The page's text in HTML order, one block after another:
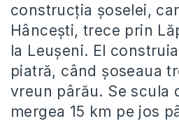
construcția șoselei,
Hâncești, trece prin
la Leușeni. El
piatră, când șoseaua
vreun pârău. Se scula
mergea 15 km pe jos